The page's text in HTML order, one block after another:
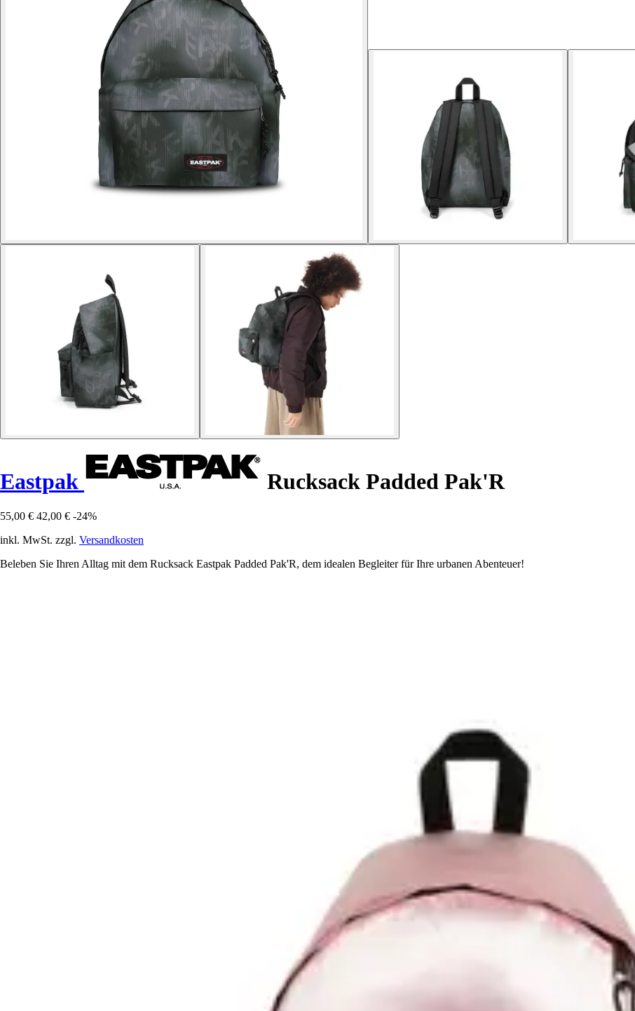
Eastpak Rucksack Padded Pak'R
55,00 € 42,00 € -24%
inkl. MwSt. zzgl. Versandkosten
Beleben Sie Ihren Alltag mit dem Rucksack Eastpak Padded Pak'R, dem idealen Begleiter für Ihre urbanen Abenteuer!